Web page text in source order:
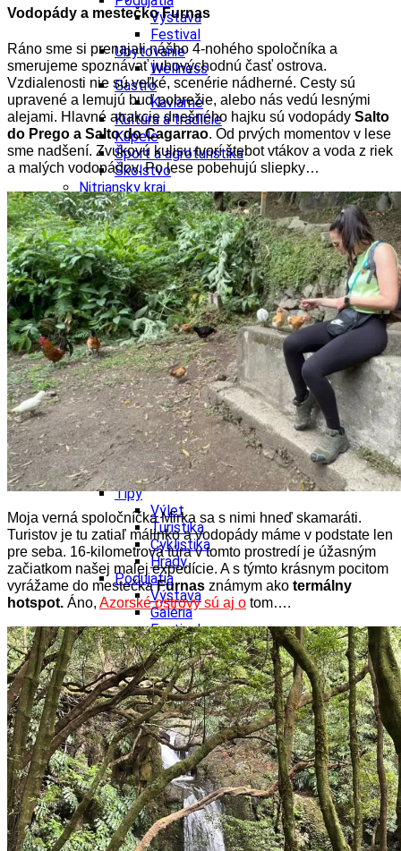
Výstava
Festival
Ubytovanie
Wellness
Gastro
Kaviarne
Kultúra a tradície
Kúpele
Šport a agroturistika
Školstvo
Nitriansky kraj
Tipy
Výlet
Turistika
Hrady
Podujatia
Výstava
Festival
Divadlo
Ubytovanie
Wellness
Gastro
Víno
Kultúra a tradície
Šport a agroturistika
Školstvo
Ekonomika obchod a doprava
Žilinský kraj
Tipy
Výlet
Turistika
Cyklistika
Hrady
Podujatia
Výstava
Galéria
Festival
Folklór
Koncert
Ubytovanie
Pobyty
Wellness
Gastro
Kultúra a tradície
Kúpele
Šport a agroturistika
Školstvo
Ekonomika obchod a doprava
Banskobystrický kraj
Vodopády a mestečko Furnas
Ráno sme si prenajali nášho 4-nohého spoločníka a
smerujeme spoznávať juhovýchodnú časť ostrova.
Vzdialenosti nie sú veľké, scenérie nádherné. Cesty sú
upravené a lemujú buď pobrežie, alebo nás vedú lesnými
alejami. Hlavné atrakciednešného hajku sú vodopády Salto
do Prego a Salto do Cagarrao. Od prvých momentov v lese
sme nadšení. Zvukovú kulisu tvorí štebot vtákov a voda z riek
a malých vodopádov. Polese pobehujú sliepky…
Moja verná spoločníčka Mirka sa s nimi hneď skamaráti.
Turistov je tu zatiaľ málinko a vodopády máme v podstate len
pre seba. 16-kilometrová túra v tomto prostredí je úžasným
začiatkom našej malej expedície. A s týmto krásnym pocitom
vyrážame do mestečkaFurnas známym ako termálny
hotspot. Áno, Azorské ostrovy sú aj o tom….